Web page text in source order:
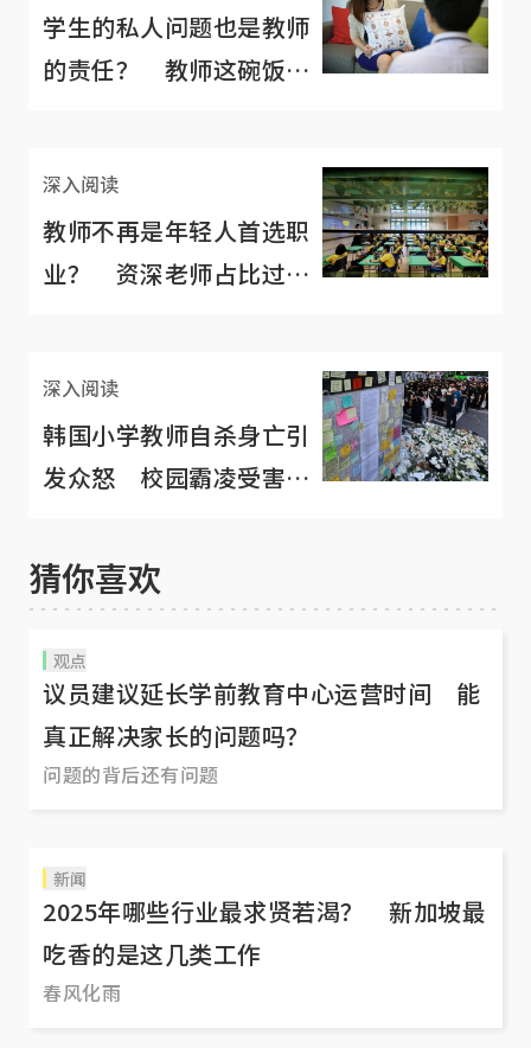
学生的私人问题也是教师
的责任？ 教师这碗饭越
深入阅读
教师不再是年轻人首选职
业？ 资深老师占比过
深入阅读
韩国小学教师自杀身亡引
发众怒 校园霸凌受害者
猜你喜欢
观点
议员建议延长学前教育中心运营时间 能
真正解决家长的问题吗？
问题的背后还有问题
新闻
2025年哪些行业最求贤若渴？ 新加坡最
吃香的是这几类工作
春风化雨